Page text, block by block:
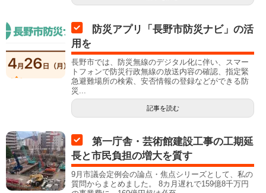
防災アプリ「長野市防災ナビ」の活
用を
長野市では、防災無線のデジタル化に伴い、スマー
トフォンで防災行政無線の放送内容の確認、指定緊
急避難場所の検索、安否情報の登録などができる防
災...
記事を読む
第一庁舎・芸術館建設工事の工期延
長と市民負担の増大を質す
9月市議会定例会の論点・焦点シリーズとして、私の
質問からまとめました。 8カ月遅れで159億8千万円